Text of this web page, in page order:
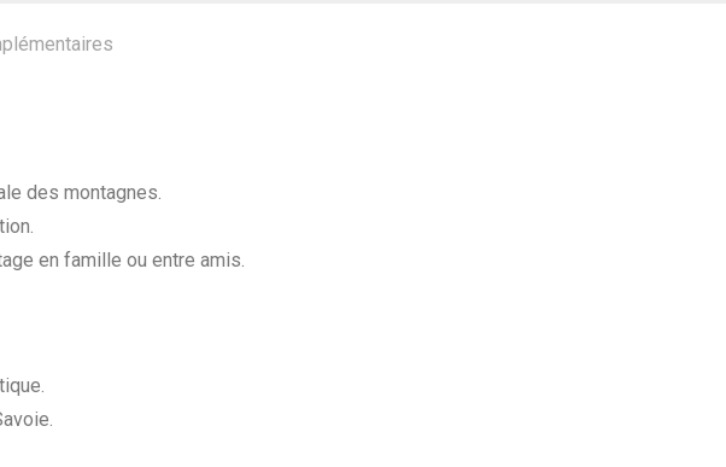
des montagnes.
en famille ou entre amis.